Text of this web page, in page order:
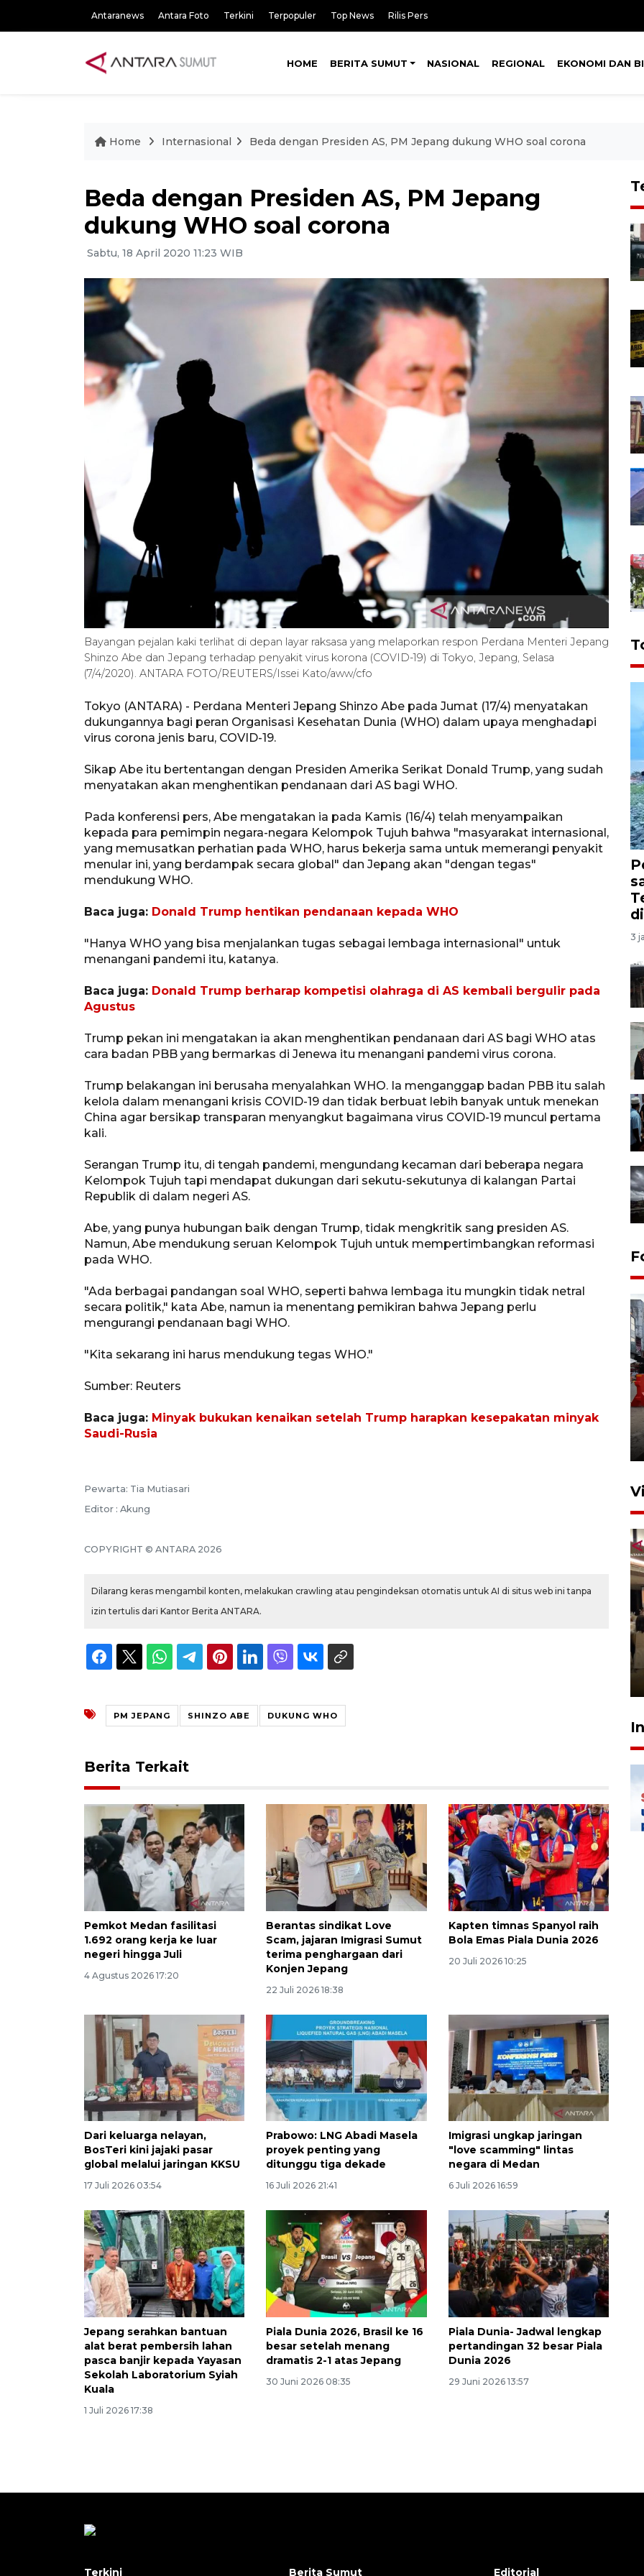
Antaranews Antara Foto Terkini Terpopuler Top News Rilis Pers
HOME BERITA SUMUT NASIONAL REGIONAL EKONOMI DAN
Home Internasional Beda dengan Presiden AS, PM Jepang dukung WHO soal corona
Beda dengan Presiden AS, PM Jepang
dukung WHO soal corona
Sabtu, 18 April 2020 11:23 WIB
Bayangan pejalan kaki terlihat di depan layar raksasa yang melaporkan respon Perdana Menteri Jepang
Shinzo Abe dan Jepang terhadap penyakit virus korona (COVID-19) di Tokyo, Jepang, Selasa
(7/4/2020). ANTARA FOTO/REUTERS/Issei Kato/aww/cfo
Tokyo (ANTARA) - Perdana Menteri Jepang Shinzo Abe pada Jumat (17/4) menyatakan
dukungannya bagi peran Organisasi Kesehatan Dunia (WHO) dalam upaya menghadapi
virus corona jenis baru, COVID-19.
Sikap Abe itu bertentangan dengan Presiden Amerika Serikat Donald Trump, yang sudah
menyatakan akan menghentikan pendanaan dari AS bagi WHO.
Pada konferensi pers, Abe mengatakan ia pada Kamis (16/4) telah menyampaikan
kepada para pemimpin negara-negara Kelompok Tujuh bahwa "masyarakat internasional,
yang memusatkan perhatian pada WHO, harus bekerja sama untuk memerangi penyakit
menular ini, yang berdampak secara global" dan Jepang akan "dengan tegas"
mendukung WHO.
Baca juga: Donald Trump hentikan pendanaan kepada WHO
"Hanya WHO yang bisa menjalankan tugas sebagai lembaga internasional" untuk
menangani pandemi itu, katanya.
Baca juga: Donald Trump berharap kompetisi olahraga di AS kembali bergulir pada
Agustus
Trump pekan ini mengatakan ia akan menghentikan pendanaan dari AS bagi WHO atas
cara badan PBB yang bermarkas di Jenewa itu menangani pandemi virus corona.
Trump belakangan ini berusaha menyalahkan WHO. Ia menganggap badan PBB itu salah
kelola dalam menangani krisis COVID-19 dan tidak berbuat lebih banyak untuk menekan
China agar bersikap transparan menyangkut bagaimana virus COVID-19 muncul pertama
kali.
Serangan Trump itu, di tengah pandemi, mengundang kecaman dari beberapa negara
Kelompok Tujuh tapi mendapat dukungan dari sekutu-sekutunya di kalangan Partai
Republik di dalam negeri AS.
Abe, yang punya hubungan baik dengan Trump, tidak mengkritik sang presiden AS.
Namun, Abe mendukung seruan Kelompok Tujuh untuk mempertimbangkan reformasi
pada WHO.
"Ada berbagai pandangan soal WHO, seperti bahwa lembaga itu mungkin tidak netral
secara politik," kata Abe, namun ia menentang pemikiran bahwa Jepang perlu
mengurangi pendanaan bagi WHO.
"Kita sekarang ini harus mendukung tegas WHO."
Sumber: Reuters
Baca juga: Minyak bukukan kenaikan setelah Trump harapkan kesepakatan minyak
Saudi-Rusia
Pewarta: Tia Mutiasari
Editor : Akung
COPYRIGHT © ANTARA 2026
Dilarang keras mengambil konten, melakukan crawling atau pengindeksan otomatis untuk AI di situs web ini tanpa
izin tertulis dari Kantor Berita ANTARA.
PM JEPANG SHINZO ABE DUKUNG WHO
Berita Terkait
Pemkot Medan fasilitasi
1.692 orang kerja ke luar
negeri hingga Juli
4 Agustus 2026 17:20
Berantas sindikat Love
Scam, jajaran Imigrasi Sumut
terima penghargaan dari
Konjen Jepang
22 Juli 2026 18:38
Kapten timnas Spanyol raih
Bola Emas Piala Dunia 2026
20 Juli 2026 10:25
Dari keluarga nelayan,
BosTeri kini jajaki pasar
global melalui jaringan KKSU
17 Juli 2026 03:54
Prabowo: LNG Abadi Masela
proyek penting yang
ditunggu tiga dekade
16 Juli 2026 21:41
Imigrasi ungkap jaringan
"love scamming" lintas
negara di Medan
6 Juli 2026 16:59
Jepang serahkan bantuan
alat berat pembersih lahan
pasca banjir kepada Yayasan
Sekolah Laboratorium Syiah
Kuala
1 Juli 2026 17:38
Piala Dunia 2026, Brasil ke 16
besar setelah menang
dramatis 2-1 atas Jepang
30 Juni 2026 08:35
Piala Dunia- Jadwal lengkap
pertandingan 32 besar Piala
Dunia 2026
29 Juni 2026 13:57
3
Sumut
Memacu produksi sawit untuk
penuhi kebutuhan
Terkini Berita Sumut Editorial